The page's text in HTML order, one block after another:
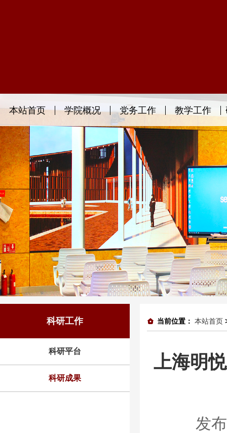
本站首页 学院概况 党务工作 教学工作
科研工作
科研平台
科研成果
当前位置： 本站首页
上海明
发